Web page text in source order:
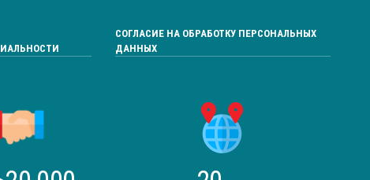
СОГЛАСИЕ НА ОБРАБОТКУ ПЕРСОНАЛЬНЫХ
ДАННЫХ